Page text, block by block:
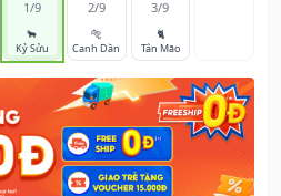
1/9
🐂
Kỷ Sửu
2/9
🐅
Canh Dần
3/9
🐈
Tân Mão